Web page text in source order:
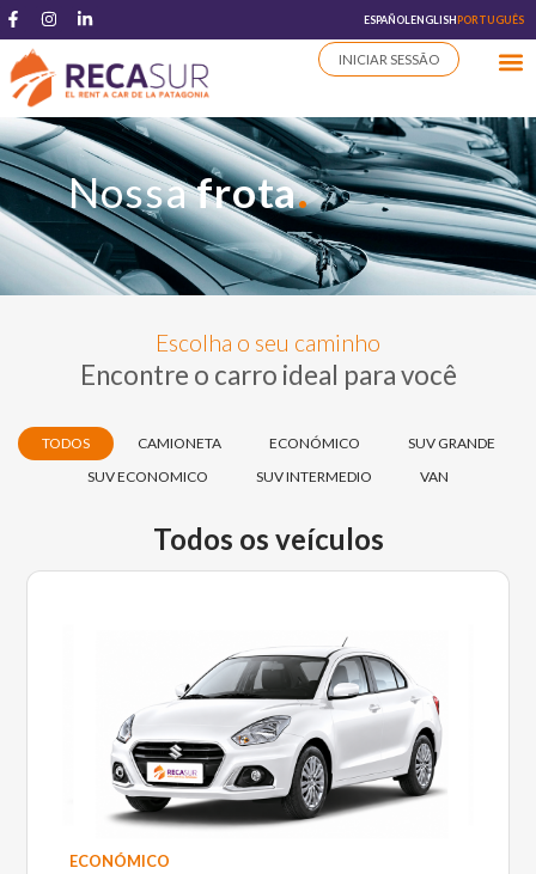
ESPAÑOL ENGLISHPORTUGUÊS
INICIAR SESSÃO
Nossafrota.
Escolha o seu caminho
Encontre o carro ideal para você
TODOS CAMIONETA ECONÓMICO
SUV GRANDE
SUV ECONOMICO
SUV INTERMEDIO VAN
Todos os veículos
ECONÓMICO